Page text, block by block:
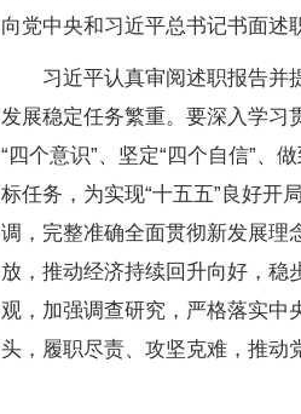
向党中央和习近平总书记书面述
习近平认真审阅述职报告并
发展稳定任务繁重。要深入学习
“四个意识”、坚定“四个自信”、
标任务，为实现“十五五”良好开
调，完整准确全面贯彻新发展理
放，推动经济持续回升向好，稳
观，加强调查研究，严格落实中
头，履职尽责、攻坚克难，推动